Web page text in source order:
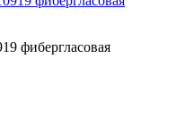
фибергласовая